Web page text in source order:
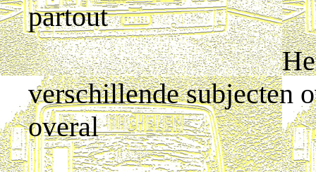
partout
Het deel van
verschillende subjecten
overal